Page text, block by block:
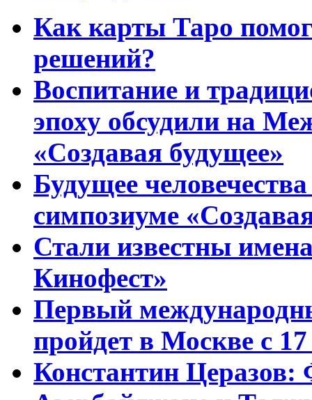
Как карты Таро
решений?
Воспитание и
эпоху обсудили на
«Создавая будущее»
Будущее
симпозиуме
Стали известны
Кинофест»
Первый
пройдет в Москве с
Константин Церазов: